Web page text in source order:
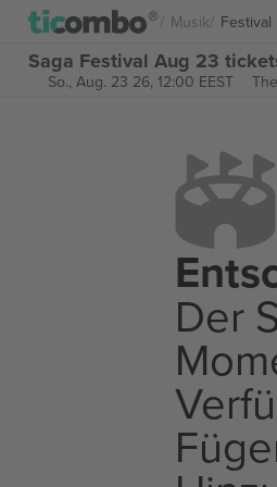
Musik Festival
Saga Festival Aug 23
So., Aug. 23 26, 12:00 EEST
Der